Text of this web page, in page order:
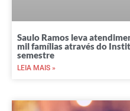
Saulo Ramos leva
mil famílias através do
semestre
LEIA MAIS »